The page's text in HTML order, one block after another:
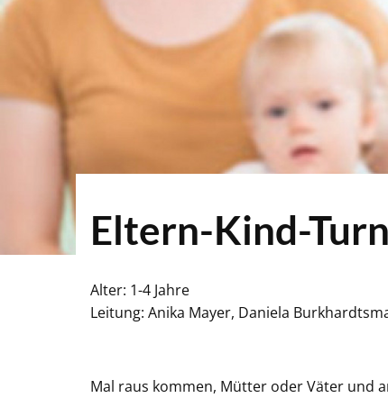
Eltern-Kind-
Alter: 1-4 Jahre
Leitung: Anika Mayer, Daniela
Mal raus kommen, Mütter oder Väter und